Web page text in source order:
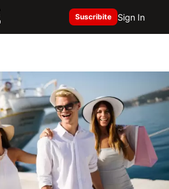
Suscribite Sign In